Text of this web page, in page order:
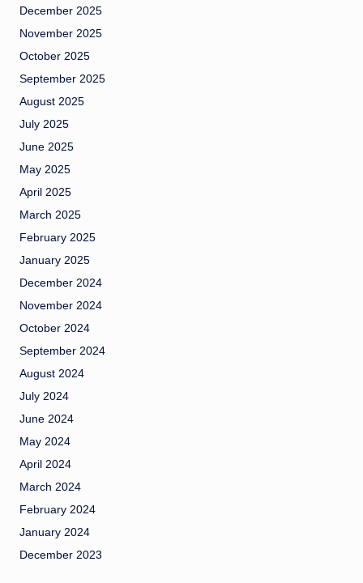
December 2025
November 2025
October 2025
September 2025
August 2025
July 2025
June 2025
May 2025
April 2025
March 2025
February 2025
January 2025
December 2024
November 2024
October 2024
September 2024
August 2024
July 2024
June 2024
May 2024
April 2024
March 2024
February 2024
January 2024
December 2023